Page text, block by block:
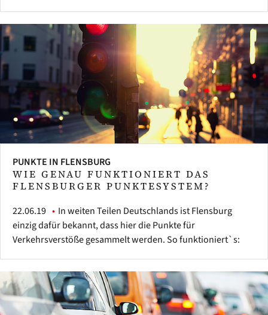
PUNKTE IN FLENSBURG
WIE GENAU FUNKTIONIERT DAS
FLENSBURGER PUNKTESYSTEM?
22.06.19
In weiten Teilen Deutschlands ist Flensburg
einzig dafür bekannt, dass hier die Punkte für
Verkehrsverstöße gesammelt werden. So funktioniert`s: